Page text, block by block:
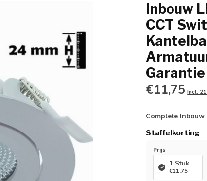
Inbouw
CCT
Garantie
€11,75 Incl.
Complete
Staffelkorting
Prijs
1 Stuk
€11,75